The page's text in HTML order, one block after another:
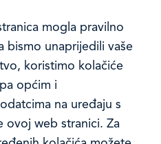
mogla pravilno
bismo unaprijedili vaše
koristimo kolačiće
općim i
na uređaju s
ovoj web stranici. Za
osnovne
ovih kolačića, web-